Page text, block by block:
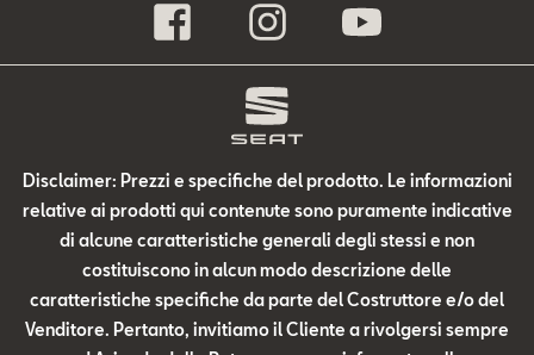
Disclaimer: Prezzi e specifiche del prodotto. Le informazioni
relative ai prodotti qui contenute sono puramente indicative
di alcune caratteristiche generali degli stessi e non
costituiscono in alcun modo descrizione delle
caratteristiche specifiche da parte del Costruttore e/o del
Venditore. Pertanto, invitiamo il Cliente a rivolgersi sempre